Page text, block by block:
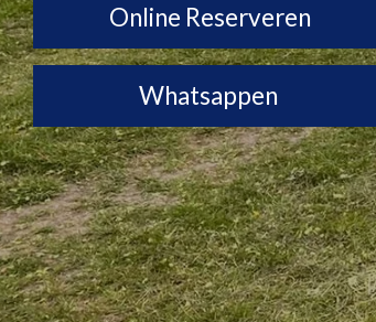
Online Reserveren
Whatsappen